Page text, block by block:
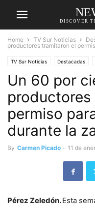
DISCOVER
Home TV Sur Noticias
productores tramitaron el
TV Sur Noticias Destacadas
Un 60 por
permiso
durante la
By Carmen Picado - 11 de
Pérez Zeledón.Esta